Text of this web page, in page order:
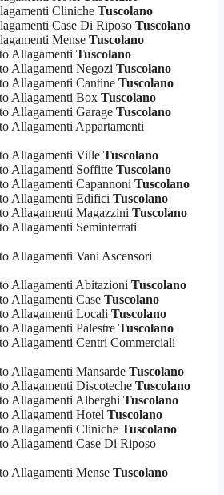
Cliniche Tuscolano
Case Di Riposo Tuscolano
Mense Tuscolano
Allagamenti Tuscolano
Allagamenti Negozi Tuscolano
Allagamenti Cantine Tuscolano
Allagamenti Box Tuscolano
Allagamenti Garage Tuscolano
Allagamenti Appartamenti
Allagamenti Ville Tuscolano
Allagamenti Soffitte Tuscolano
Allagamenti Capannoni Tuscolano
Allagamenti Edifici Tuscolano
Allagamenti Magazzini Tuscolano
Allagamenti Seminterrati
Allagamenti Vani Ascensori
Allagamenti Abitazioni Tuscolano
Allagamenti Case Tuscolano
Allagamenti Locali Tuscolano
Allagamenti Palestre Tuscolano
Allagamenti Centri Commerciali
Allagamenti Mansarde Tuscolano
Allagamenti Discoteche Tuscolano
Allagamenti Alberghi Tuscolano
Allagamenti Hotel Tuscolano
Allagamenti Cliniche Tuscolano
Allagamenti Case Di Riposo
Allagamenti Mense Tuscolano